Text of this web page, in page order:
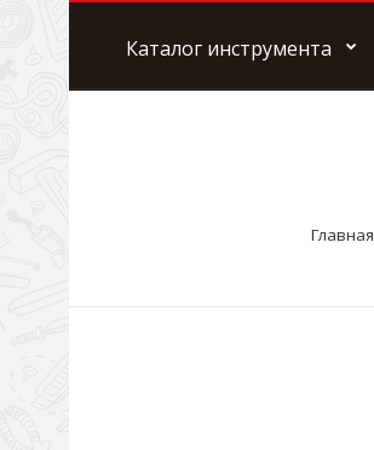
Каталог инструмента
Главная